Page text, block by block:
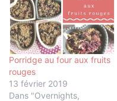
Porridge au four aux fruits
rouges
13 février 2019
Dans "Overnights,